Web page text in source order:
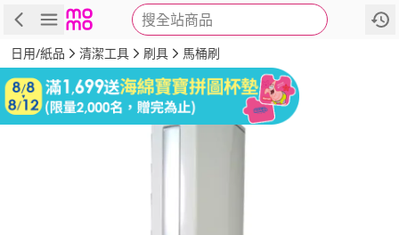
搜全站商品
商品 評價 詳情
日用/紙品 清潔工具 刷具 馬桶刷